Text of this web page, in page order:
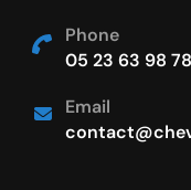
Phone
05 23 63 98 78
Email